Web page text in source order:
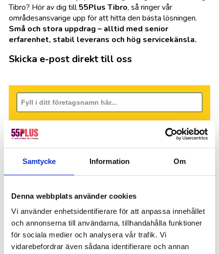
Samtycke Information Om
Denna webbplats använder cookies
Vi använder enhetsidentifierare för att anpassa innehållet
och annonserna till användarna, tillhandahålla funktioner
för sociala medier och analysera vår trafik. Vi
vidarebefordrar även sådana identifierare och annan
Tibro? Hör av dig till55Plus Tibro, så ringer vår
områdesansvarige upp för att hitta den bästa lösningen.
Små och stora uppdrag – alltid med senior
erfarenhet, stabil leverans och hög servicekänsla.
Skicka e-post direkt till oss